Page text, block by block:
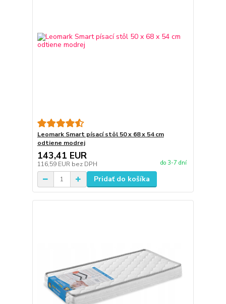
Leomark Smart písací stôl 50 x 68 x 54 cm
odtiene modrej
143,41 EUR
116,59 EUR bez DPH do 3-7 dní
Pridať do košíka